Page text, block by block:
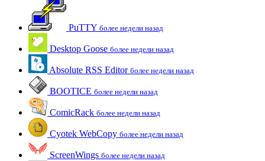
PuTTY более недели назад
Desktop Goose более недели назад
Absolute RSS Editor более недели назад
BOOTICE более недели назад
ComicRack более недели назад
Cyotek WebCopy более недели назад
ScreenWings более недели назад